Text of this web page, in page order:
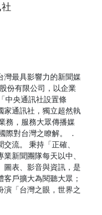
灣最具影響力的新聞媒
份有限公司，以企業
中央通訊社設置條
家通訊社，獨立超然執
務，服務大眾傳播媒
際對台灣之瞭解。 ．
流。 秉持「正確、
新聞團隊每天以中、
圖表、影音與資訊，是
戶擴大為閱聽大眾；
「台灣之眼，世界之